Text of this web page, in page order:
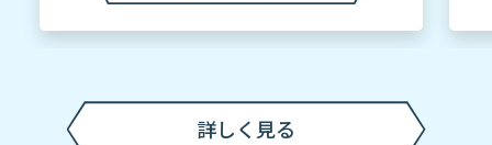
詳しく見る